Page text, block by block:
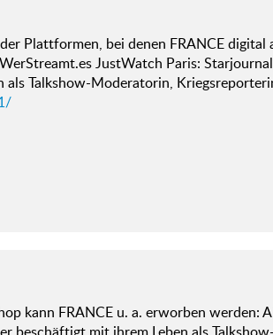
Plattformen, bei denen FRANCE
JustWatch Paris:
als Talkshow-Moderatorin,
kann FRANCE u. a. erworben werden: